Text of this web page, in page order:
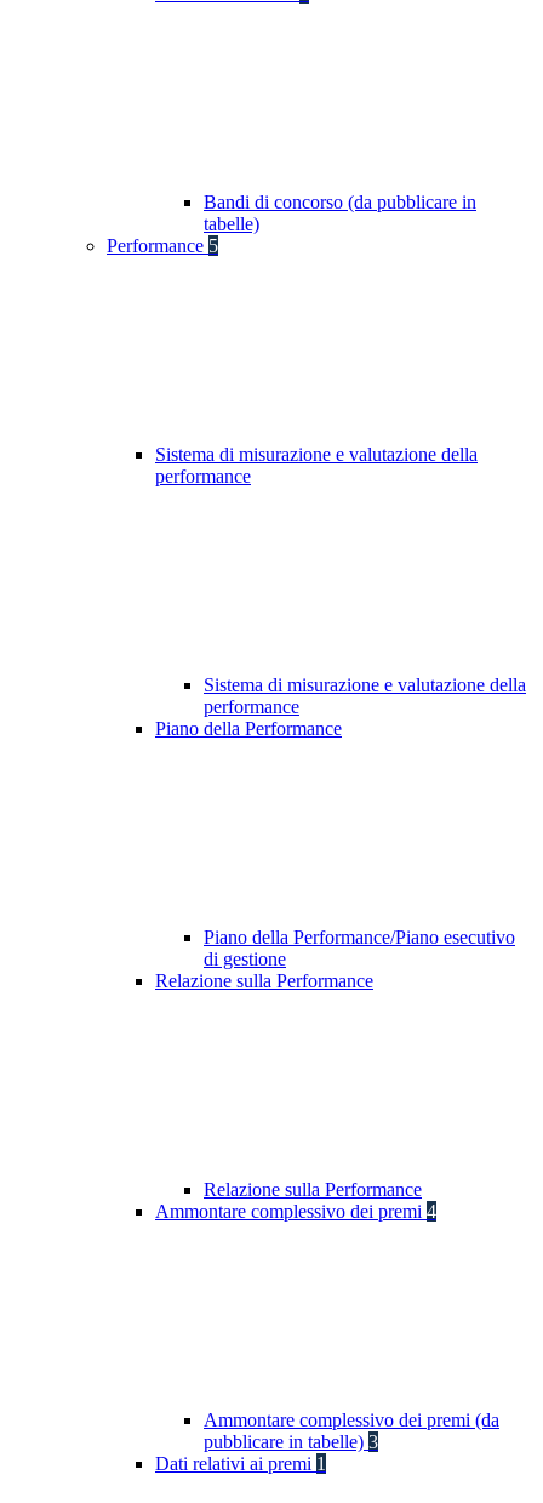
Bandi di concorso (da pubblicare in
tabelle)
Performance 5
Sistema di misurazione e valutazione della
performance
Sistema di misurazione e valutazione della
performance
Piano della Performance
Piano della Performance/Piano esecutivo
di gestione
Relazione sulla Performance
Relazione sulla Performance
Ammontare complessivo dei premi 4
Ammontare complessivo dei premi (da
pubblicare in tabelle) 3
Dati relativi ai premi 1